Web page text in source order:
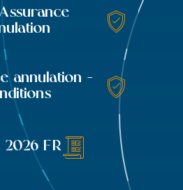
annulation -
2026 FR